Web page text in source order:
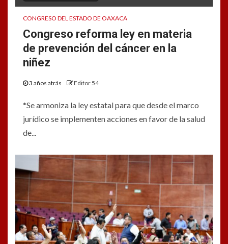
CONGRESO DEL ESTADO DE OAXACA
Congreso reforma ley en materia
de prevención del cáncer en la
niñez
3 años atrás Editor 54
*Se armoniza la ley estatal para que desde el marco
jurídico se implementen acciones en favor de la salud
de...